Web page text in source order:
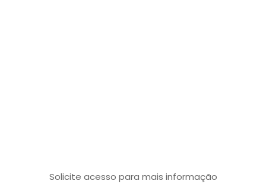
Solicite acesso para mais informação